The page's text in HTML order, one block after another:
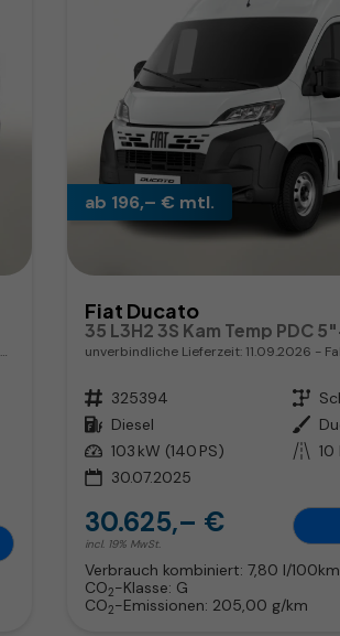
ab 196,– € mtl.
Fiat Ducato
35 L3H2 3S Kam Temp PDC
unverbindliche Lieferzeit: 11.09.2026
Fahrzeugnr. 325394 Getriebe
Kraftstoff Diesel Außenfarbe
Leistung 103 kW (140 PS) Kilometerstand 10
30.07.2025
30.625,– €
incl. 19% MwSt.
Verbrauch kombiniert: 7,80 l/100km
CO2-Klasse: G
CO2-Emissionen: 205,00 g/km